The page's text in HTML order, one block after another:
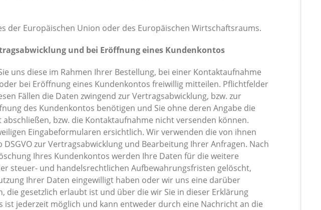
der Europäischen Union oder des Europäischen Wirtschaftsraums.
und bei Eröffnung eines Kundenkontos
uns diese im Rahmen Ihrer Bestellung, bei einer Kontaktaufnahme
bei Eröffnung eines Kundenkontos freiwillig mitteilen. Pflichtfelder
Fällen die Daten zwingend zur Vertragsabwicklung, bzw. zur
des Kundenkontos benötigen und Sie ohne deren Angabe die
bzw. die Kontaktaufnahme nicht versenden können.
Eingabeformularen ersichtlich. Wir verwenden die von ihnen
zur Vertragsabwicklung und Bearbeitung Ihrer Anfragen. Nach
Ihres Kundenkontos werden Ihre Daten für die weitere
steuer- und handelsrechtlichen Aufbewahrungsfristen gelöscht,
Ihrer Daten eingewilligt haben oder wir uns eine darüber
die gesetzlich erlaubt ist und über die wir Sie in dieser Erklärung
jederzeit möglich und kann entweder durch eine Nachricht an die